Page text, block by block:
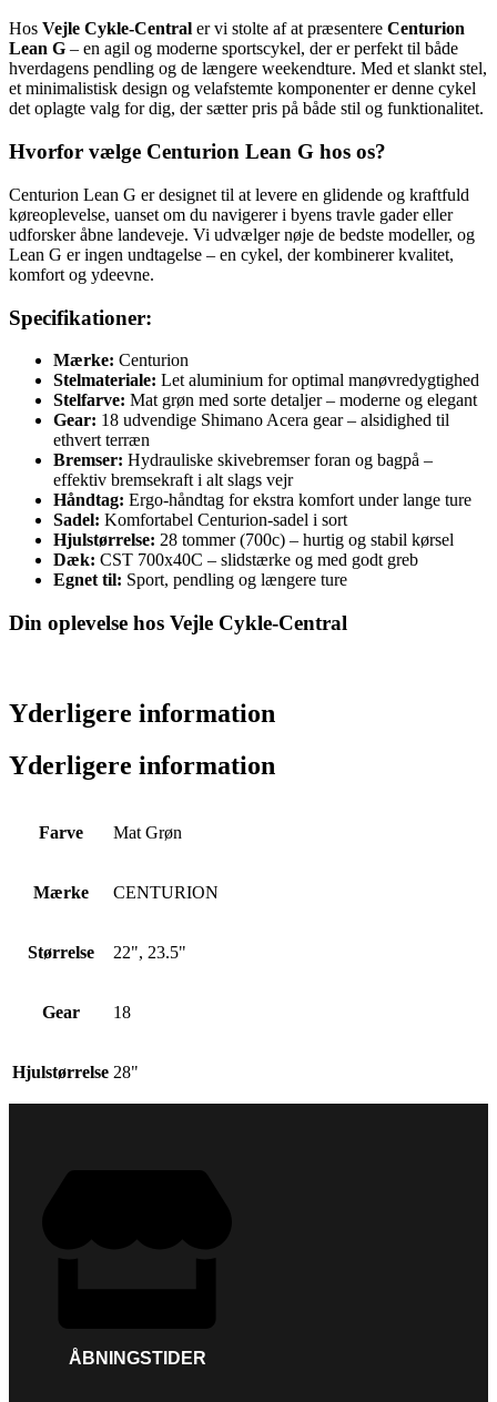
Hos Vejle Cykle-Central er vi stolte af at præsentere Centurion
Lean G – en agil og moderne sportscykel, der er perfekt til både
hverdagens pendling og de længere weekendture. Med et slankt stel,
et minimalistisk design og velafstemte komponenter er denne cykel
det oplagte valg for dig, der sætter pris på både stil og funktionalitet.
Hvorfor vælge Centurion Lean G hos os?
Centurion Lean G er designet til at levere en glidende og kraftfuld
køreoplevelse, uanset om du navigerer i byens travle gader eller
udforsker åbne landeveje. Vi udvælger nøje de bedste modeller, og
Lean G er ingen undtagelse – en cykel, der kombinerer kvalitet,
komfort og ydeevne.
Specifikationer:
Mærke: Centurion
Stelmateriale: Let aluminium for optimal manøvredygtighed
Stelfarve: Mat grøn med sorte detaljer – moderne og elegant
Gear: 18 udvendige Shimano Acera gear – alsidighed til
ethvert terræn
Bremser: Hydrauliske skivebremser foran og bagpå –
effektiv bremsekraft i alt slags vejr
Håndtag: Ergo-håndtag for ekstra komfort under lange ture
Sadel: Komfortabel Centurion-sadel i sort
Hjulstørrelse: 28 tommer (700c) – hurtig og stabil kørsel
Dæk: CST 700x40C – slidstærke og med godt greb
Egnet til: Sport, pendling og længere ture
Din oplevelse hos Vejle Cykle-Central
Yderligere information
Yderligere information
Farve Mat Grøn
Mærke CENTURION
Størrelse 22", 23.5"
Gear 18
Hjulstørrelse 28"
ÅBNINGSTIDER